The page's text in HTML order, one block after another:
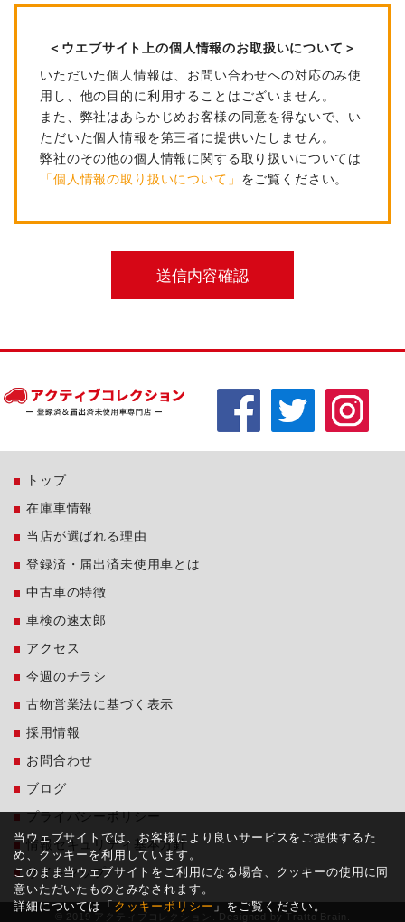
＜ウエブサイト上の個人情報のお取扱いについて＞
いただいた個人情報は、お問い合わせへの対応のみ使
用し、他の目的に利用することはございません。
また、弊社はあらかじめお客様の同意を得ないで、い
ただいた個人情報を第三者に提供いたしません。
弊社のその他の個人情報に関する取り扱いについては
「個人情報の取り扱いについて」 をご覧ください。
トップ
在庫車情報
当店が選ばれる理由
登録済・届出済未使用車とは
中古車の特徴
車検の速太郎
アクセス
今週のチラシ
古物営業法に基づく表示
採用情報
お問合わせ
ブログ
プライバシーポリシー
情報セキュリティ基本方針
サイトマップ
© 2019 アクティブコレクション. Designed by Tratto Brain
当ウェブサイトでは、お客様により良いサービスをご提供するた
め、クッキーを利用しています。
このまま当ウェブサイトをご利用になる場合、クッキーの使用に同
意いただいたものとみなされます。
詳細については「 クッキーポリシー 」をご覧ください。